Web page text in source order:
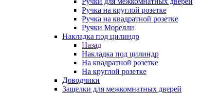
Ручка на круглой розетке
Ручка на квадратной розетке
Ручки Морелли
Накладка под цилиндр
Назад
Накладка под цилиндр
На квадратной розетке
На круглой розетке
Доводчики
Защелки для межкомнатных дверей